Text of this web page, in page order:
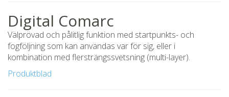
Digital Comarc
Välprövad och pålitlig funktion med startpunkts- och
fogföljning som kan användas var för sig, eller i
kombination med flersträngssvetsning (multi-layer).
Produktblad